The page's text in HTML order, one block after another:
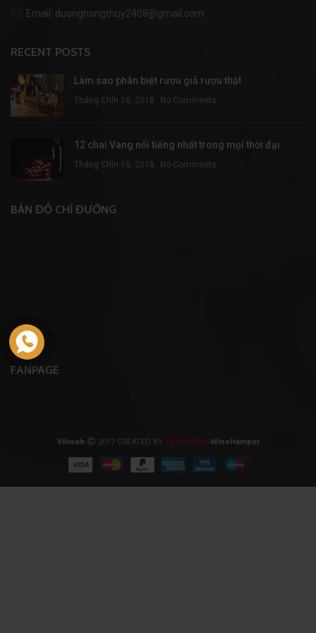
Email: duonghongthuy2408@gmail.com
RECENT POSTS
Làm sao phân biệt rượu giả rượu thật
Tháng Chín 16, 2018 No Comments
12 chai Vang nổi tiếng nhất trong mọi thời đại
Tháng Chín 16, 2018 No Comments
BẢN ĐỒ CHỈ ĐƯỜNG
FANPAGE
Viliweb 2017 CREATED BY Thiên May-WineHamper